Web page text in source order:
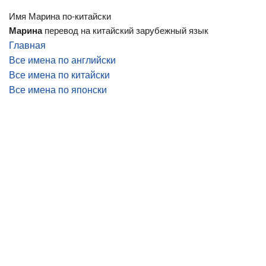
Имя Марина по-китайски
Маринаперевод на китайский зарубежный язык
Главная
Все имена по английски
Все имена по китайски
Все имена по японски